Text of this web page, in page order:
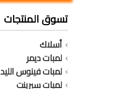
تسوق المنتجات
أسلاك
لمبات ديمر
لمبات فينوس الليد
لمبات سبرينت